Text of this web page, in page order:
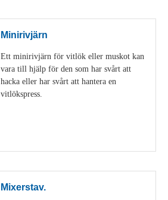
Minirivjärn
Ett minirivjärn för vitlök eller muskot kan
vara till hjälp för den som har svårt att
hacka eller har svårt att hantera en
vitlökspress.
Mixerstav.